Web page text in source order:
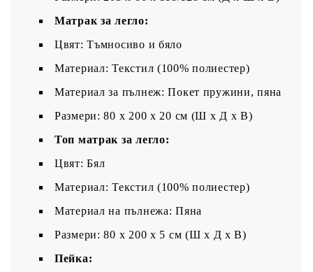
Матрак за легло:
Цвят: Тъмносиво и бяло
Материал: Текстил (100% полиестер)
Материал за пълнеж: Покет пружини, пяна
Размери: 80 x 200 x 20 см (Ш x Д x В)
Топ матрак за легло:
Цвят: Бял
Материал: Текстил (100% полиестер)
Материал на пълнежа: Пяна
Размери: 80 x 200 x 5 см (Ш x Д x В)
Пейка: